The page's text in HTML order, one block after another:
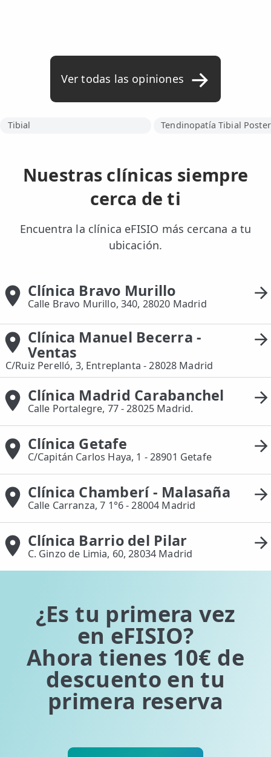
Ver todas las opiniones
Tibial Tendinopatía Tibial
Nuestras clínicas siempre
cerca de ti
Encuentra la clínica eFISIO más cercana a tu
ubicación.
Clínica Bravo Murillo
Calle Bravo Murillo, 340, 28020 Madrid
Clínica Manuel Becerra -
Ventas
C/Ruiz Perelló, 3, Entreplanta - 28028 Madrid
Clínica Madrid Carabanchel
Calle Portalegre, 77 - 28025 Madrid.
Clínica Getafe
C/Capitán Carlos Haya, 1 - 28901 Getafe
Clínica Chamberí - Malasaña
Calle Carranza, 7 1°6 - 28004 Madrid
Clínica Barrio del Pilar
C. Ginzo de Limia, 60, 28034 Madrid
¿Es tu primera vez
en eFISIO?
Ahora tienes 10€ de
descuento en tu
primera reserva